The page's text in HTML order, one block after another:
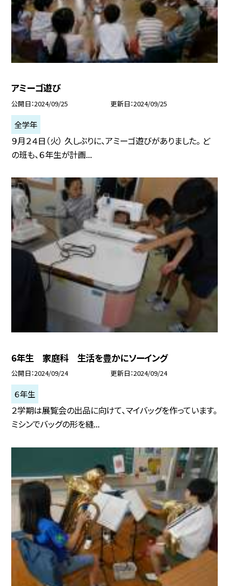
アミーゴ遊び
公開日 2024/09/25 更新日 2024/09/25
全学年
９月２４日（火） 久しぶりに、アミーゴ遊びがありました。 ど
の班も、６年生が計画...
6年生 家庭科 生活を豊かにソーイング
公開日 2024/09/24 更新日 2024/09/24
６年生
２学期は展覧会の出品に向けて、マイバッグを作っています。
ミシンでバッグの形を縫...